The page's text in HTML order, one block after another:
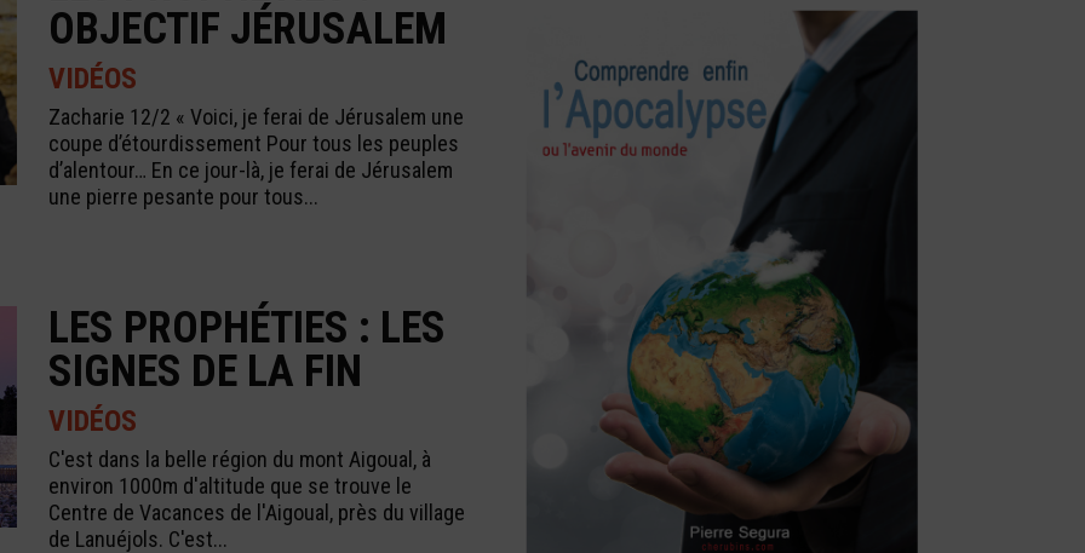
OBJECTIF JÉRUSALEM
VIDÉOS
Zacharie 12/2 « Voici, je ferai de Jérusalem une
coupe d’étourdissement Pour tous les peuples
d’alentour… En ce jour-là, je ferai de Jérusalem
une pierre pesante pour tous...
LES PROPHÉTIES : LES
SIGNES DE LA FIN
VIDÉOS
C'est dans la belle région du mont Aigoual, à
environ 1000m d'altitude que se trouve le
Centre de Vacances de l'Aigoual, près du village
de Lanuéjols. C'est...